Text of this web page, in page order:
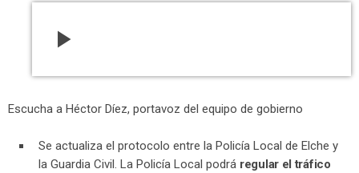
play_arrow
Escucha a Héctor Díez, portavoz del equipo de gobierno
Se actualiza el protocolo entre la Policía Local de Elche y
la Guardia Civil. La Policía Local podrá regular el tráfico